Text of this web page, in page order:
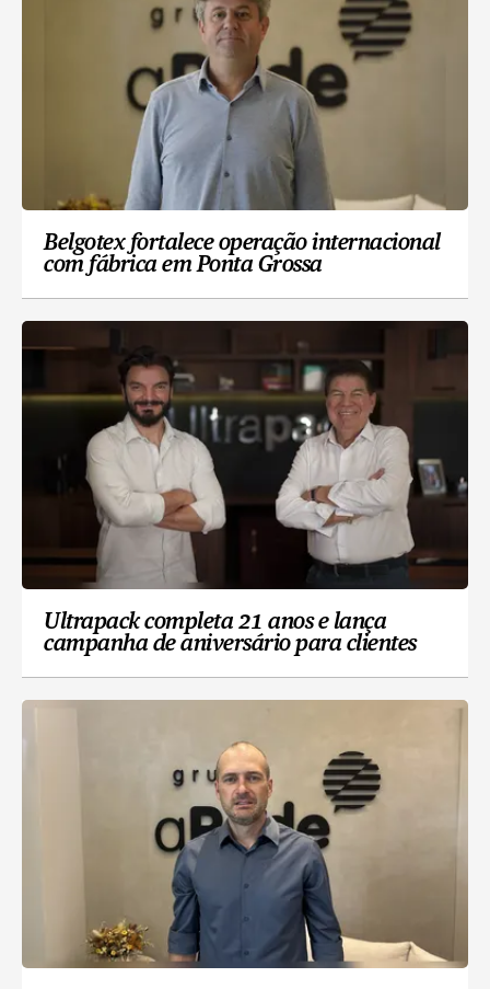
Belgotex fortalece operação internacional
com fábrica em Ponta Grossa
Ultrapack completa 21 anos e lança
campanha de aniversário para clientes